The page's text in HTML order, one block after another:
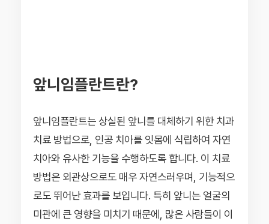
앞니임플란트란?
앞니임플란트는 상실된 앞니를 대체하기 위한 치과
치료 방법으로, 인공 치아를 잇몸에 식립하여 자연
치아와 유사한 기능을 수행하도록 합니다. 이 치료
방법은 외관상으로도 매우 자연스러우며, 기능적으
로도 뛰어난 효과를 보입니다. 특히 앞니는 얼굴의
미관에 큰 영향을 미치기 때문에, 많은 사람들이 이